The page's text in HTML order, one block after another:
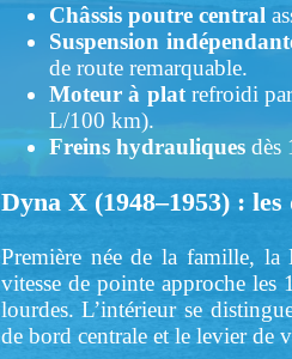
Châssis poutre central
Suspension
de route remarquable.
Moteur à platrefroidi par
L/100 km).
Freins hydrauliquesdès
Dyna X (1948–1953) :
Première née de la famille,
vitesse de pointe approche les
lourdes. L’intérieur se
de bord centrale et le levier de